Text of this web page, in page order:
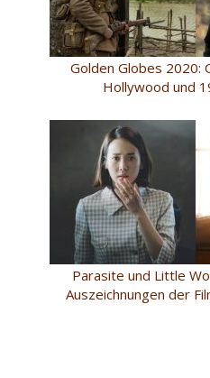
Golden Globes 2020:
Hollywood und
Parasite und Little
Auszeichnungen der